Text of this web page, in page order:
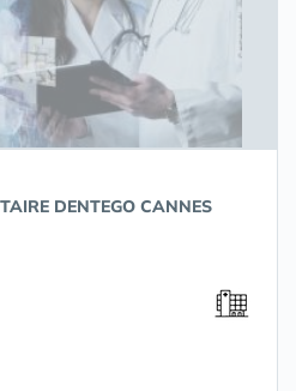
DENTEGO CANNES